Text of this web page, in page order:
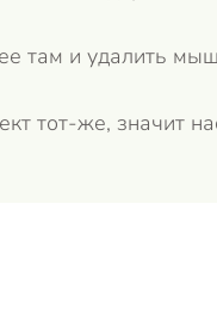
там и удалить
тот-же, значит